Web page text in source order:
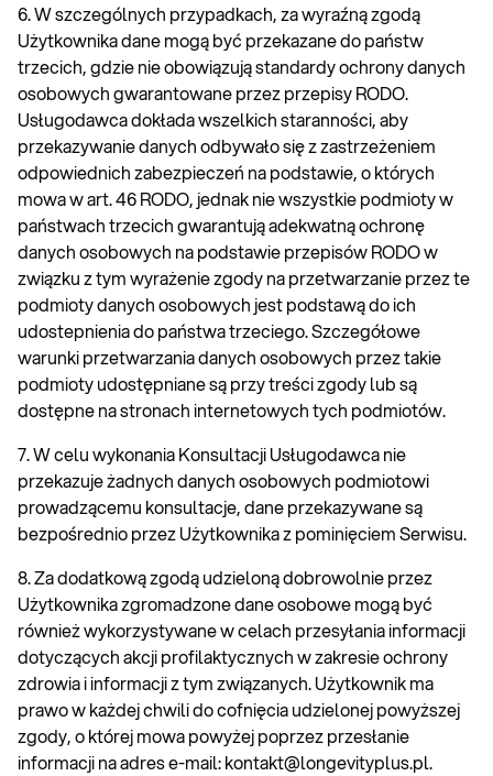
6. W szczególnych przypadkach, za wyraźną zgodą
Użytkownika dane mogą być przekazane do państw
trzecich, gdzie nie obowiązują standardy ochrony danych
osobowych gwarantowane przez przepisy RODO.
Usługodawca dokłada wszelkich staranności, aby
przekazywanie danych odbywało się z zastrzeżeniem
odpowiednich zabezpieczeń na podstawie, o których
mowa w art. 46 RODO, jednak nie wszystkie podmioty w
państwach trzecich gwarantują adekwatną ochronę
danych osobowych na podstawie przepisów RODO w
związku z tym wyrażenie zgody na przetwarzanie przez te
podmioty danych osobowych jest podstawą do ich
udostepnienia do państwa trzeciego. Szczegółowe
warunki przetwarzania danych osobowych przez takie
podmioty udostępniane są przy treści zgody lub są
dostępne na stronach internetowych tych podmiotów.
7. W celu wykonania Konsultacji Usługodawca nie
przekazuje żadnych danych osobowych podmiotowi
prowadzącemu konsultacje, dane przekazywane są
bezpośrednio przez Użytkownika z pominięciem Serwisu.
8. Za dodatkową zgodą udzieloną dobrowolnie przez
Użytkownika zgromadzone dane osobowe mogą być
również wykorzystywane w celach przesyłania informacji
dotyczących akcji profilaktycznych w zakresie ochrony
zdrowia i informacji z tym związanych. Użytkownik ma
prawo w każdej chwili do cofnięcia udzielonej powyższej
zgody, o której mowa powyżej poprzez przesłanie
informacji na adres e-mail: kontakt@longevityplus.pl.